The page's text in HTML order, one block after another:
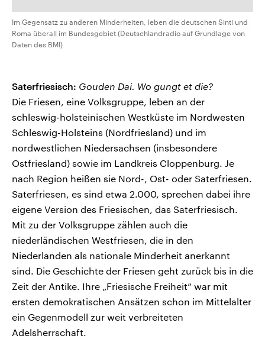
Im Gegensatz zu anderen Minderheiten, leben die deutschen Sinti und
Roma überall im Bundesgebiet (Deutschlandradio auf Grundlage von
Daten des BMI)
Saterfriesisch: Gouden Dai. Wo gungt et die?
Die Friesen, eine Volksgruppe, leben an der
schleswig-holsteinischen Westküste im Nordwesten
Schleswig-Holsteins (Nordfriesland) und im
nordwestlichen Niedersachsen (insbesondere
Ostfriesland) sowie im Landkreis Cloppenburg. Je
nach Region heißen sie Nord-, Ost- oder Saterfriesen.
Saterfriesen, es sind etwa 2.000, sprechen dabei ihre
eigene Version des Friesischen, das Saterfriesisch.
Mit zu der Volksgruppe zählen auch die
niederländischen Westfriesen, die in den
Niederlanden als nationale Minderheit anerkannt
sind. Die Geschichte der Friesen geht zurück bis in die
Zeit der Antike. Ihre „Friesische Freiheit“ war mit
ersten demokratischen Ansätzen schon im Mittelalter
ein Gegenmodell zur weit verbreiteten
Adelsherrschaft.